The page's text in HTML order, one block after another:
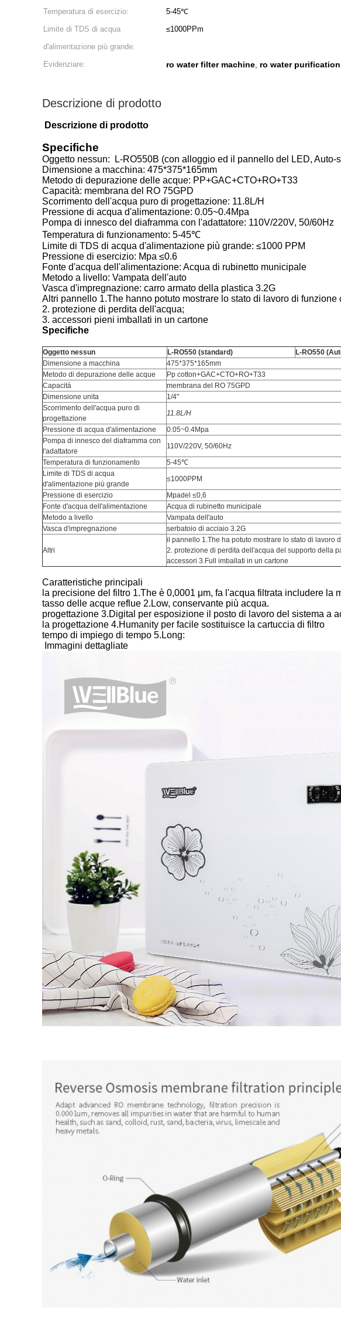
Temperatura di esercizio: 5-45℃
Limite di TDS di acqua
d'alimentazione più grande:
≤1000PPm
Evidenziare: ro water filter machine, ro water
Descrizione di prodotto
Descrizione di prodotto
Specifiche
Oggetto nessun: L-RO550B (con alloggio ed il pannello del LED, Auto-
Dimensione a macchina: 475*375*165mm
Metodo di depurazione delle acque: PP+GAC+CTO+RO+T33
Capacità: membrana del RO 75GPD
Scorrimento dell'acqua puro di progettazione: 11.8L/H
Pressione di acqua d'alimentazione: 0.05~0.4Mpa
Pompa di innesco del diaframma con l'adattatore: 110V/220V, 50/60Hz
Temperatura di funzionamento: 5-45℃
Limite di TDS di acqua d'alimentazione più grande: ≤1000 PPM
Pressione di esercizio: Mpa ≤0.6
Fonte d'acqua dell'alimentazione: Acqua di rubinetto municipale
Metodo a livello: Vampata dell'auto
Vasca d'impregnazione: carro armato della plastica 3.2G
Altri pannello 1.The hanno potuto mostrare lo stato di lavoro di funzione
2. protezione di perdita dell'acqua;
3. accessori pieni imballati in un cartone
Specifiche
Oggetto nessun L-RO550 (standard)
L-RO550
Dimensione a macchina
475*375*165mm
Metodo di depurazione delle acque
Pp cotton+GAC+CTO+RO+T33
Capacità
membrana del RO 75GPD
Dimensione unita
1/4"
Scorrimento dell'acqua puro di
progettazione
11.8L/H
Pressione di acqua d'alimentazione
0.05~0.4Mpa
Pompa di innesco del diaframma con
l'adattatore
110V/220V, 50/60Hz
Temperatura di funzionamento
5-45℃
Limite di TDS di acqua
d'alimentazione più grande
≤1000PPM
Pressione di esercizio
Mpadel ≤0,6
Fonte d'acqua dell'alimentazione
Acqua di rubinetto municipale
Metodo a livello
Vampata dell'auto
Vasca d'impregnazione
serbatoio di acciaio 3.2G
Altri
il pannello 1.The ha potuto mostrare lo stato di lavoro
2. protezione di perdita dell'acqua del supporto della
accessori 3.Full imballati in un cartone
Caratteristiche principali
la precisione del filtro 1.The è 0,0001 μm, fa l'acqua filtrata includere
tasso delle acque reflue 2.Low, conservante più acqua.
progettazione 3.Digital per esposizione il posto di lavoro del sistema a
la progettazione 4.Humanity per facile sostituisce la cartuccia di filtro
tempo di impiego di tempo 5.Long:
Immagini dettagliate